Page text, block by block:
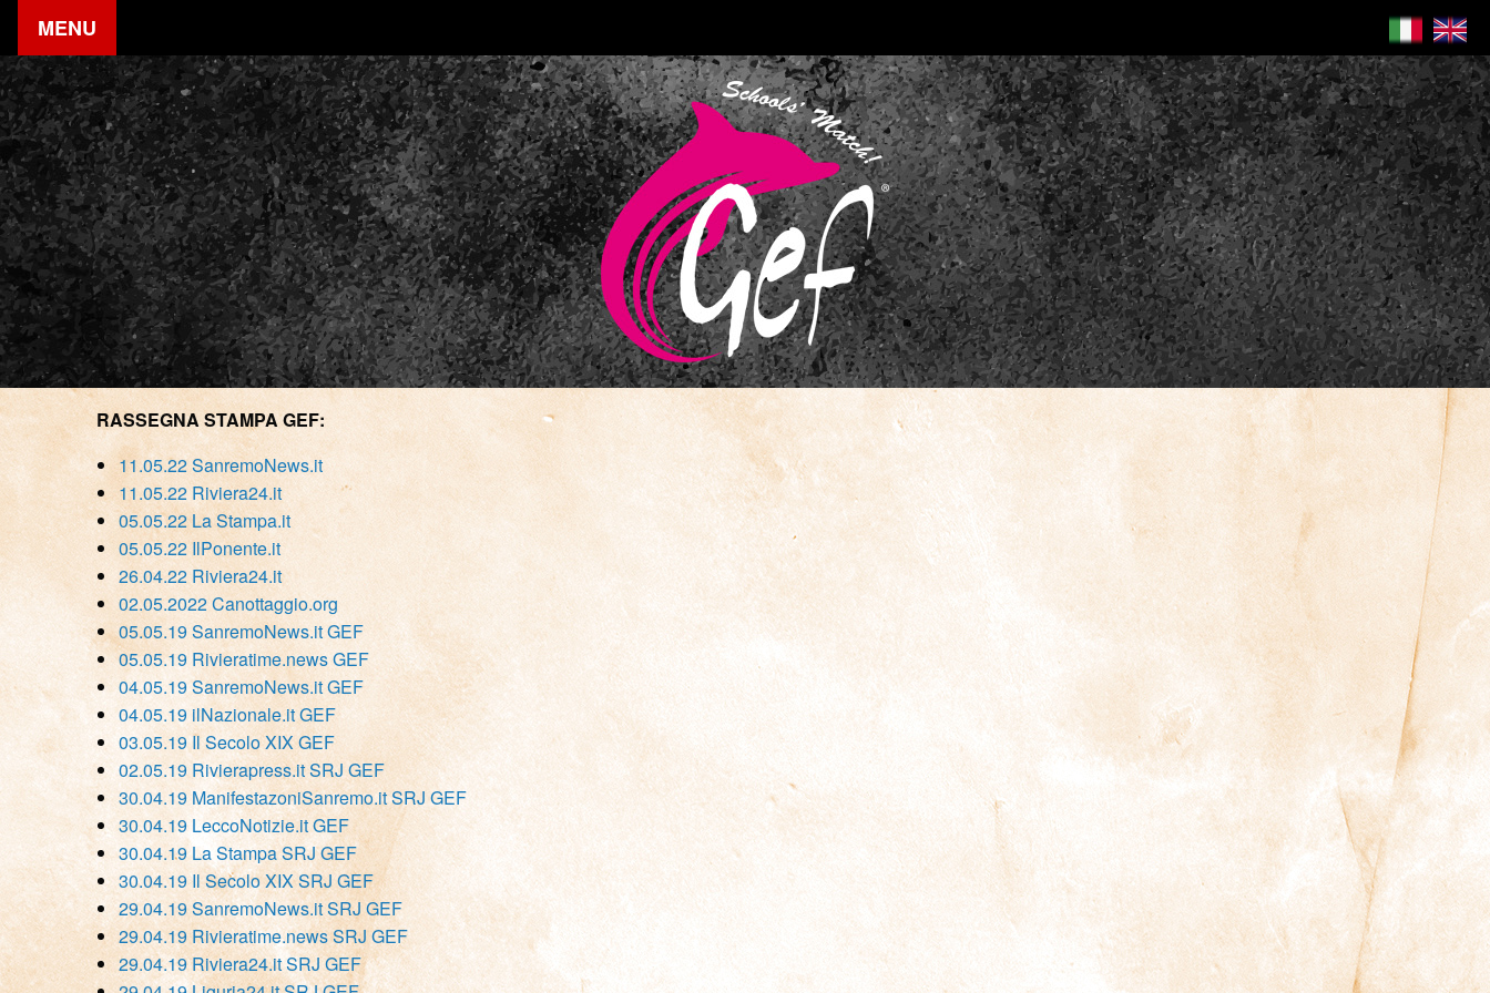
MENU
RASSEGNA STAMPA GEF:
11.05.22 SanremoNews.it
11.05.22 Riviera24.it
05.05.22 La Stampa.it
05.05.22 IlPonente.it
26.04.22 Riviera24.it
02.05.2022 Canottaggio.org
05.05.19 SanremoNews.itGEF
05.05.19 Rivieratime.news GEF
04.05.19 SanremoNews.it GEF
04.05.19 ilNazionale.it GEF
03.05.19 Il Secolo XIX GEF
02.05.19 Rivierapress.it SRJ GEF
30.04.19 ManifestazoniSanremo.it SRJ GEF
30.04.19 LeccoNotizie.it GEF
30.04.19 La Stampa SRJ GEF
30.04.19 Il Secolo XIX SRJ GEF
29.04.19 SanremoNews.it SRJ GEF
29.04.19 Rivieratime.news SRJ GEF
29.04.19 Riviera24.it SRJ GEF